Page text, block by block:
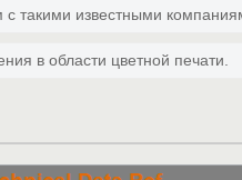
такими известными
в области цветной печати.